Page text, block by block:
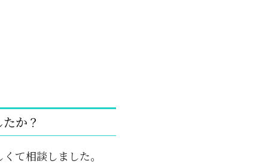
か？
て相談しました。